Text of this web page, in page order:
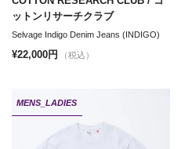
ットンリサーチクラブ
Selvage Indigo Denim Jeans (INDIGO)
¥22,000円 （税込）
MENS_LADIES